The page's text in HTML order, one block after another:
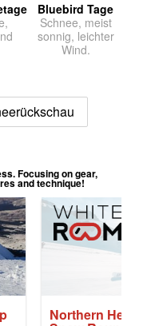
Bluebird Tage
Schnee, meist
sonnig, leichter
Wind.